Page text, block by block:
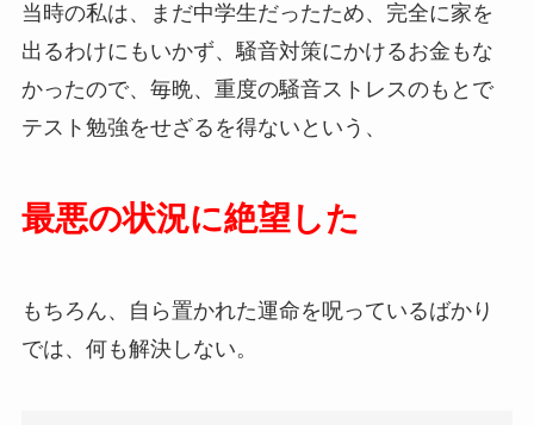
当時の私は、まだ中学生だったため、完全に家を
出るわけにもいかず、騒音対策にかけるお金もな
かったので、毎晩、重度の騒音ストレスのもとで
テスト勉強をせざるを得ないという、
最悪の状況に絶望した
もちろん、自ら置かれた運命を呪っているばかり
では、何も解決しない。